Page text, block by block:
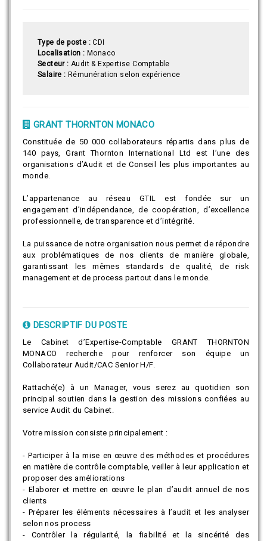
Type de poste : CDI
Localisation : Monaco
Secteur : Audit & Expertise Comptable
Salaire : Rémunération selon expérience
GRANT THORNTON MONACO
Constituée de 50 000 collaborateurs répartis dans plus de
140 pays, Grant Thornton International Ltd est l’une des
organisations d’Audit et de Conseil les plus importantes au
monde.
L’appartenance au réseau GTIL est fondée sur un
engagement d’indépendance, de coopération, d’excellence
professionnelle, de transparence et d’intégrité.
La puissance de notre organisation nous permet de répondre
aux problématiques de nos clients de manière globale,
garantissant les mêmes standards de qualité, de risk
management et de process partout dans le monde.
DESCRIPTIF DU POSTE
Le Cabinet d’Expertise-Comptable GRANT THORNTON
MONACO recherche pour renforcer son équipe un
Collaborateur Audit/CAC Senior H/F.
Rattaché(e) à un Manager, vous serez au quotidien son
principal soutien dans la gestion des missions confiées au
service Audit du Cabinet.
Votre mission consiste principalement :
- Participer à la mise en œuvre des méthodes et procédures
en matière de contrôle comptable, veiller à leur application et
proposer des améliorations
- Elaborer et mettre en œuvre le plan d’audit annuel de nos
clients
- Préparer les éléments nécessaires à l’audit et les analyser
selon nos process
- Contrôler la régularité, la fiabilité et la sincérité des